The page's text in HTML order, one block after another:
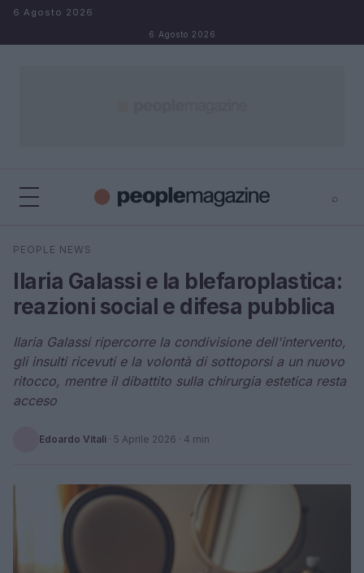
Salta al contenuto
6 Agosto 2026
6 Agosto 2026
⌕
Cerca
PEOPLE NEWS
Ilaria Galassi e la blefaroplastica:
reazioni social e difesa pubblica
Ilaria Galassi ripercorre la condivisione dell'intervento,
gli insulti ricevuti e la volontà di sottoporsi a un nuovo
ritocco, mentre il dibattito sulla chirurgia estetica resta
acceso
Edoardo Vitali · 5 Aprile 2026 · 4 min